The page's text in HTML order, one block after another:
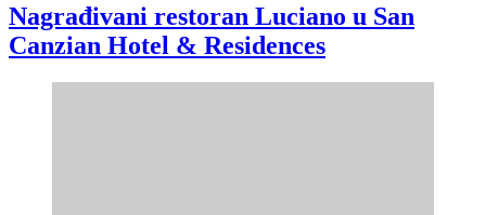
Nagrađivani restoran Luciano u San
Canzian Hotel & Residences